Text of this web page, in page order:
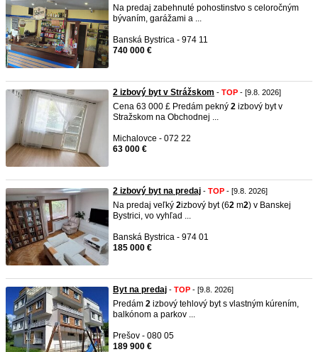
Na predaj zabehnuté pohostinstvo s celoročným
bývaním, garážami a ...
Banská Bystrica - 974 11
740 000 €
2 izbový byt v Strážskom - TOP - [9.8. 2026]
Cena 63 000 £ Predám pekný 2 izbový byt v
Stražskom na Obchodnej ...
Michalovce - 072 22
63 000 €
2 izbový byt na predaj - TOP - [9.8. 2026]
Na predaj veľký 2izbový byt (62 m2) v Banskej
Bystrici, vo vyhľad ...
Banská Bystrica - 974 01
185 000 €
Byt na predaj - TOP - [9.8. 2026]
Predám 2 izbový tehlový byt s vlastným kúrením,
balkónom a parkov ...
Prešov - 080 05
189 900 €